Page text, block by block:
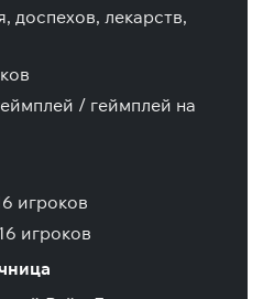
доспехов, лекарств,
/ геймплей на
игроков
игроков